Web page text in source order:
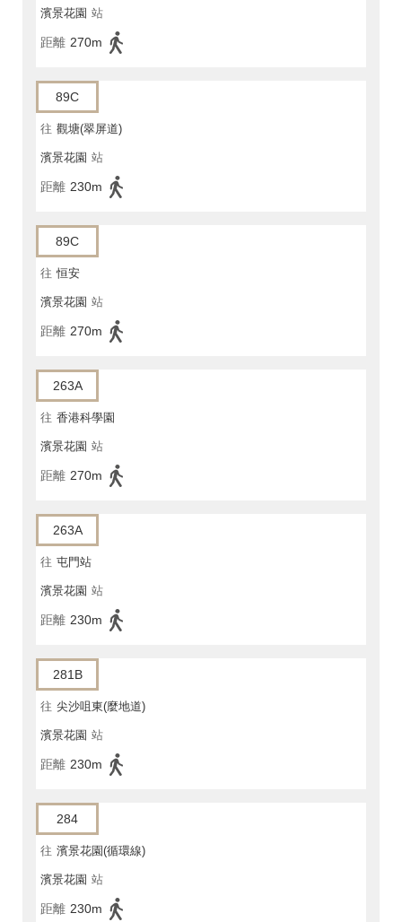
濱景花園 站
距離 270m
89C
往 觀塘(翠屏道)
濱景花園 站
距離 230m
89C
往 恒安
濱景花園 站
距離 270m
263A
往 香港科學園
濱景花園 站
距離 270m
263A
往 屯門站
濱景花園 站
距離 230m
281B
往 尖沙咀東(麼地道)
濱景花園 站
距離 230m
284
往 濱景花園(循環線)
濱景花園 站
距離 230m